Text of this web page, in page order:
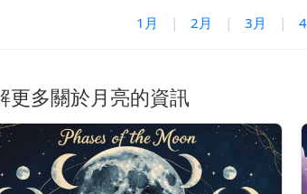
1月 | 2月 | 3月 |
更多關於月亮的資訊